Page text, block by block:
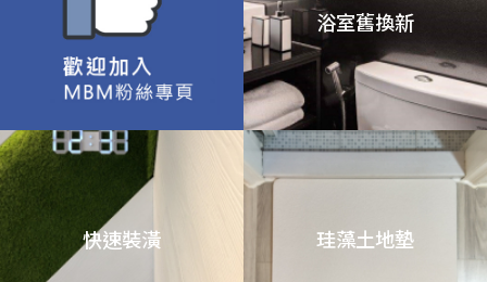
浴室舊換新
快速裝潢 珪藻土地墊